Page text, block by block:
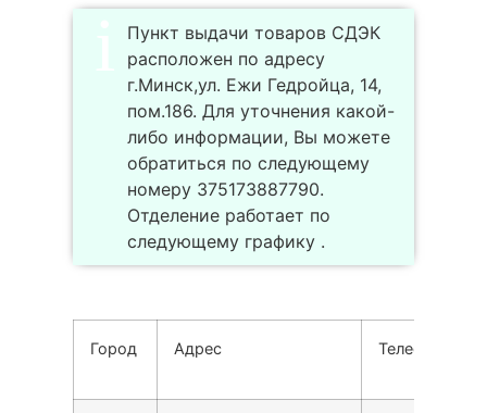
Пункт выдачи товаров СДЭК
расположен по адресу
г.Минск,ул. Ежи Гедройца, 14,
пом.186. Для уточнения какой-
либо информации, Вы можете
обратиться по следующему
номеру 375173887790.
Отделение работает по
следующему графику .
Город Адрес Телефон